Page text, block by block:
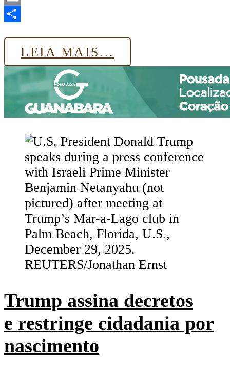
Email
LEIA MAIS...
Trump assina decretos
e restringe cidadania por
nascimento